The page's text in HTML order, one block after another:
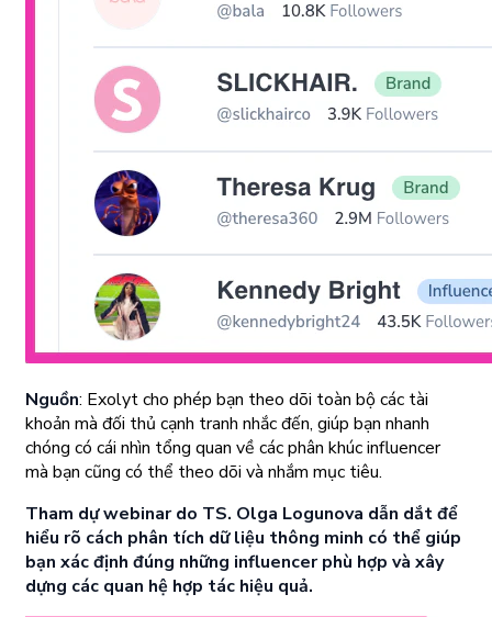
Nguồn: Exolyt cho phép bạn theo dõi toàn bộ các tài
khoản mà đối thủ cạnh tranh nhắc đến, giúp bạn nhanh
chóng có cái nhìn tổng quan về các phân khúc influencer
mà bạn cũng có thể theo dõi và nhắm mục tiêu.
Tham dự webinar do TS. Olga Logunova dẫn dắt để
hiểu rõ cách phân tích dữ liệu thông minh có thể giúp
bạn xác định đúng những influencer phù hợp và xây
dựng các quan hệ hợp tác hiệu quả.